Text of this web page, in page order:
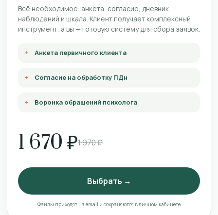
Всё необходимое: анкета, согласие, дневник
наблюдений и шкала. Клиент получает комплексный
инструмент, а вы — готовую систему для сбора заявок.
Анкета первичного клиента
Согласие на обработку ПДн
Воронка обращений психолога
1 670 ₽1 970 ₽
Выбрать →
Файлы приходят на email и сохраняются в личном кабинете